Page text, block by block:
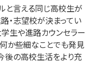
と言える同じ高校生が
・志望校が決まってい
生や進路カウンセラー
か些細なことでも発見
後の高校生活をより充